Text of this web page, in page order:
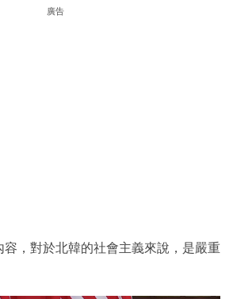
廣告
容，對於北韓的社會主義來說，是嚴重